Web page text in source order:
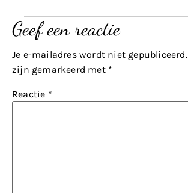
Geef een reactie
Je e-mailadres wordt niet gepubliceerd.
zijn gemarkeerd met *
Reactie *